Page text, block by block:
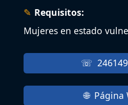
Requisitos:
Mujeres en estado
Página